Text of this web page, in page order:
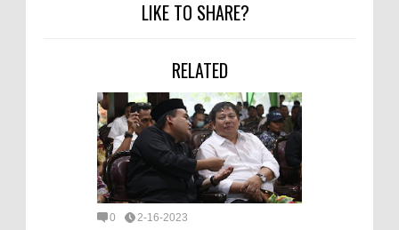
LIKE TO SHARE?
RELATED
0 2-16-2023